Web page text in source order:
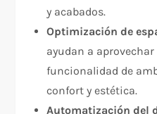
y acabados.
Optimización de
ayudan a
funcionalidad de
confort y estética.
Automatización del